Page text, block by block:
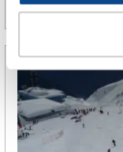
SPLETNO UREDNIŠTVO |